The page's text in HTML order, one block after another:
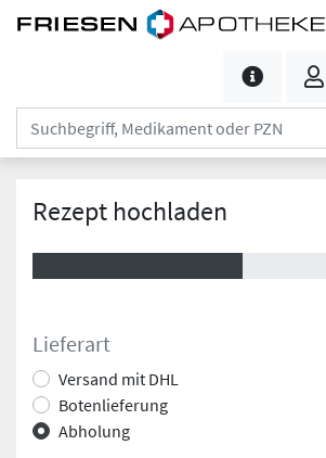
Rezept hochladen
Lieferart
Versand mit DHL
Botenlieferung
Abholung